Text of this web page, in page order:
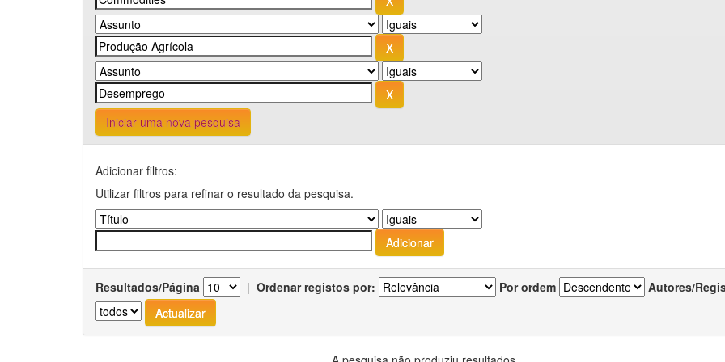
Iniciar uma nova pesquisa
Adicionar filtros:
Utilizar filtros para refinar o resultado da pesquisa.
Resultados/Página | Ordenar registos por: Por ordem Autores/